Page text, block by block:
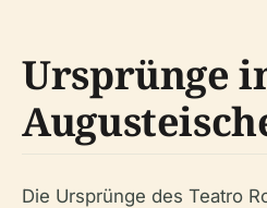
Ursprünge
Die Ursprünge des Teatro